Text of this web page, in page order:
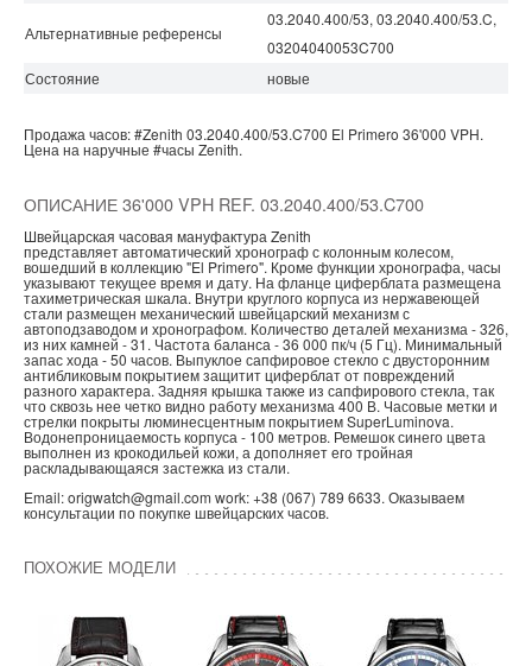
Альтернативные референсы
03.2040.400/53, 03.2040.400/53.C,
03204040053C700
Состояние
новые
Продажа часов:#Zenith 03.2040.400/53.C700 El Primero 36'000 VPH.
Цена на наручные #часы Zenith.
ОПИСАНИЕ 36'000 VPH REF. 03.2040.400/53.C700
Швейцарская часовая мануфактура Zenith
представляет автоматический хронограф с колонным колесом,
вошедший в коллекцию "El Primero". Кроме функции хронографа, часы
указывают текущее время и дату. На фланце циферблата размещена
тахиметрическая шкала. Внутри круглого корпуса из нержавеющей
стали размещен механический швейцарский механизм с
автоподзаводом и хронографом. Количество деталей механизма - 326,
из них камней - 31. Частота баланса - 36 000 пк/ч (5 Гц). Минимальный
запас хода - 50 часов. Выпуклое сапфировое стекло с двусторонним
антибликовым покрытием защитит циферблат от повреждений
разного характера. Задняя крышка также из сапфирового стекла, так
что сквозь нее четко видно работу механизма 400 В. Часовые метки и
стрелки покрыты люминесцентным покрытием SuperLuminova.
Водонепроницаемость корпуса - 100 метров. Ремешок синего цвета
выполнен из крокодильей кожи, а дополняет его тройная
раскладывающаяся застежка из стали.
Email: origwatch@gmail.com work: +38 (067) 789 6633. Оказываем
консультации по покупке швейцарских часов.
ПОХОЖИЕ МОДЕЛИ